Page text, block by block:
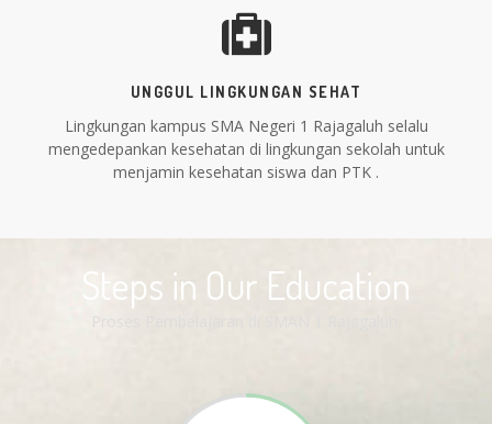
UNGGUL LINGKUNGAN SEHAT
Lingkungan kampus SMA Negeri 1 Rajagaluh selalu
mengedepankan kesehatan di lingkungan sekolah untuk
menjamin kesehatan siswa dan PTK .
Steps in Our Education